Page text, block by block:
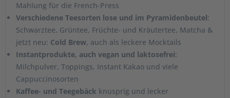
Mahlung für die French-Press
Verschiedene Teesorten lose und im Pyramidenbeutel:
Schwarztee, Grüntee, Früchte- und Kräutertee, Matcha &
jetzt neu: Cold Brew, auch als leckere Mocktails
Instantprodukte, auch vegan und laktosefrei:
Milchpulver, Toppings, Instant Kakao und viele
Cappuccinosorten
Kaffee- und Teegebäck knusprig und lecker